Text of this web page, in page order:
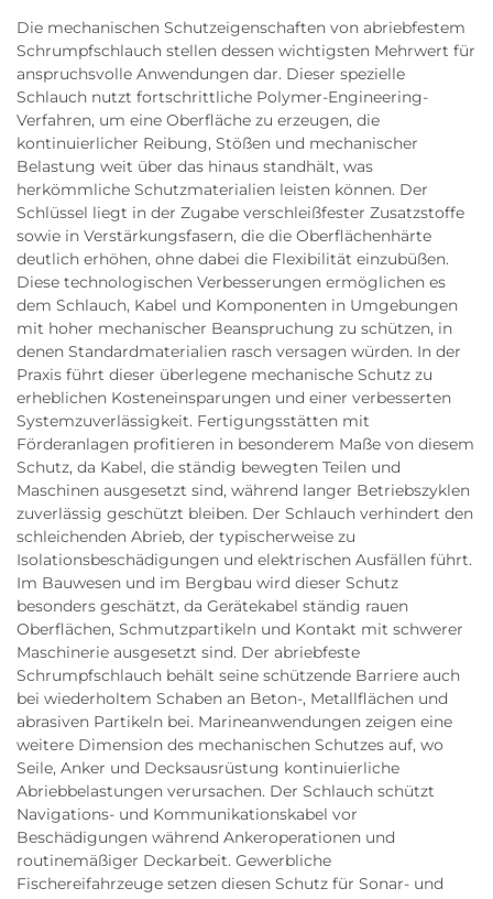
Die mechanischen Schutzeigenschaften von abriebfestem
Schrumpfschlauch stellen dessen wichtigsten Mehrwert für
anspruchsvolle Anwendungen dar. Dieser spezielle
Schlauch nutzt fortschrittliche Polymer-Engineering-
Verfahren, um eine Oberfläche zu erzeugen, die
kontinuierlicher Reibung, Stößen und mechanischer
Belastung weit über das hinaus standhält, was
herkömmliche Schutzmaterialien leisten können. Der
Schlüssel liegt in der Zugabe verschleißfester Zusatzstoffe
sowie in Verstärkungsfasern, die die Oberflächenhärte
deutlich erhöhen, ohne dabei die Flexibilität einzubüßen.
Diese technologischen Verbesserungen ermöglichen es
dem Schlauch, Kabel und Komponenten in Umgebungen
mit hoher mechanischer Beanspruchung zu schützen, in
denen Standardmaterialien rasch versagen würden. In der
Praxis führt dieser überlegene mechanische Schutz zu
erheblichen Kosteneinsparungen und einer verbesserten
Systemzuverlässigkeit. Fertigungsstätten mit
Förderanlagen profitieren in besonderem Maße von diesem
Schutz, da Kabel, die ständig bewegten Teilen und
Maschinen ausgesetzt sind, während langer Betriebszyklen
zuverlässig geschützt bleiben. Der Schlauch verhindert den
schleichenden Abrieb, der typischerweise zu
Isolationsbeschädigungen und elektrischen Ausfällen führt.
Im Bauwesen und im Bergbau wird dieser Schutz
besonders geschätzt, da Gerätekabel ständig rauen
Oberflächen, Schmutzpartikeln und Kontakt mit schwerer
Maschinerie ausgesetzt sind. Der abriebfeste
Schrumpfschlauch behält seine schützende Barriere auch
bei wiederholtem Schaben an Beton-, Metallflächen und
abrasiven Partikeln bei. Marineanwendungen zeigen eine
weitere Dimension des mechanischen Schutzes auf, wo
Seile, Anker und Decksausrüstung kontinuierliche
Abriebbelastungen verursachen. Der Schlauch schützt
Navigations- und Kommunikationskabel vor
Beschädigungen während Ankeroperationen und
routinemäßiger Deckarbeit. Gewerbliche
Fischereifahrzeuge setzen diesen Schutz für Sonar- und